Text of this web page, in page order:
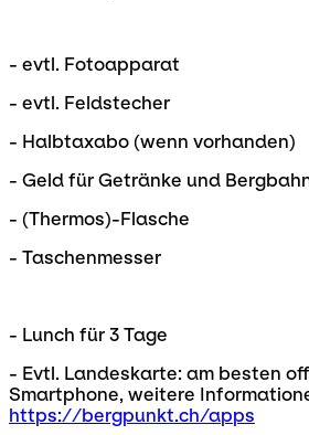
- evtl. Fotoapparat
- evtl. Feldstecher
- Halbtaxabo (wenn vorhanden)
- Geld für Getränke und
- (Thermos)-Flasche
- Taschenmesser
- Lunch für 3 Tage
- Evtl. Landeskarte: am besten
Smartphone, weitere
https://bergpunkt.ch/apps